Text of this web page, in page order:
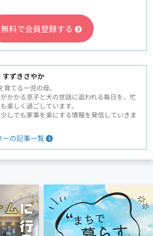
無料で会員登録する
ずきさやか
育てる一児の母。
かかる息子と犬の世話に追われる毎日を、忙
楽しく過ごしています。
しでも家事を楽にする情報を発信していきま
ーの記事一覧